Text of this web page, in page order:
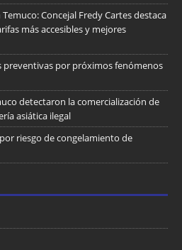
Concejal Fredy Cartes destaca
más accesibles y mejores
preventivas por próximos fenómenos
detectaron la comercialización de
asiática ilegal
riesgo de congelamiento de